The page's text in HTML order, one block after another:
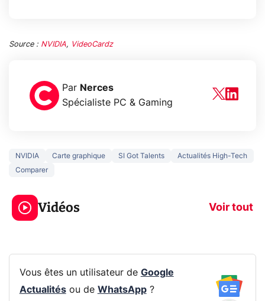
Source : NVIDIA, VideoCardz
Par Nerces
Spécialiste PC & Gaming
NVIDIA Carte graphique SI Got Talents
Actualités High-Tech
Comparer
Vidéos Voir tout
3 écrans en 1 pour
319€ ? Voici L'AOC
CQ32G4ZA !
prochaine
Vous êtes un utilisateur de Google
Actualitésou de WhatsApp?